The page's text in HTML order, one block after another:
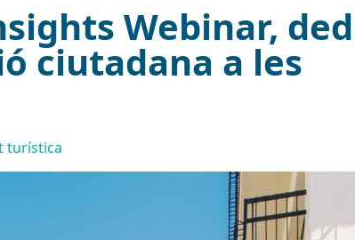
Webinar,
ciutadana a les
turística